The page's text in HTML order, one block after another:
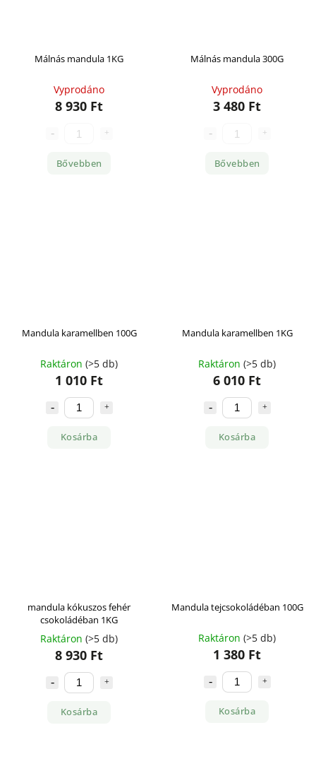
Málnás mandula 1KG
Vyprodáno
8 930 Ft
Bővebben
Málnás mandula 300G
Vyprodáno
3 480 Ft
Bővebben
Mandula karamellben 100G
Raktáron (>5 db)
1 010 Ft
Kosárba
Mandula karamellben 1KG
Raktáron (>5 db)
6 010 Ft
Kosárba
mandula kókuszos fehér
csokoládéban 1KG
Raktáron (>5 db)
8 930 Ft
Kosárba
Mandula tejcsokoládéban 100G
Raktáron (>5 db)
1 380 Ft
Kosárba